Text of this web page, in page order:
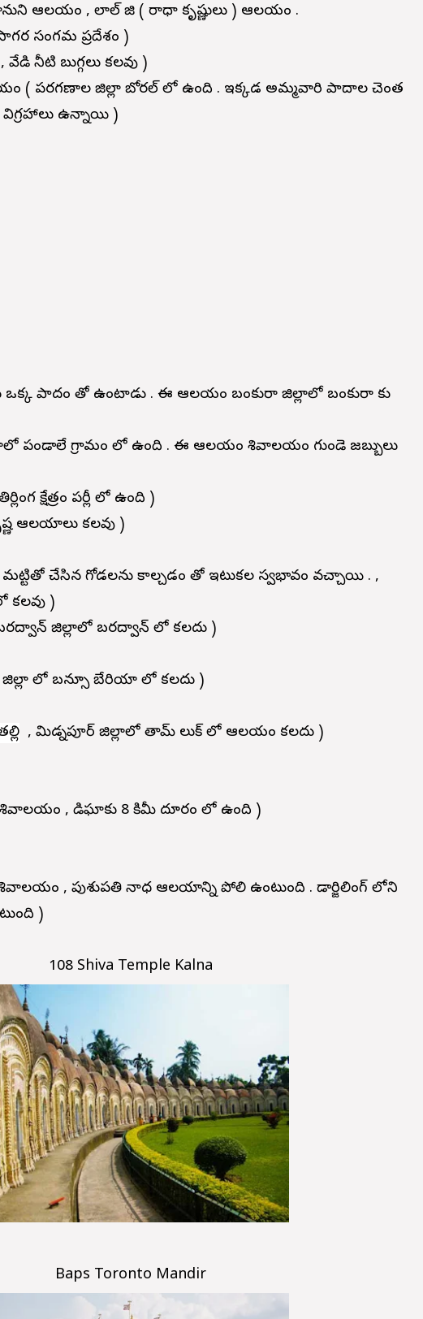
ఆలయం , లాల్ జి ( రాధా కృష్ణులు ) ఆలయం .
సంగమ ప్రదేశం )
నీటి బుగ్గలు కలవు )
( పరగణాల జిల్లా బోరల్ లో ఉంది . ఇక్కడ అమ్మవారి పాదాల చెంత
విగ్రహాలు ఉన్నాయి )
ఒక్క పాదం తోనే ఉంటాడు . ఈ ఆలయం బంకురా జిల్లాలో బంకురా కు
పండాలే గ్రామం లో ఉంది . ఈ ఆలయం శివాలయం గుండె జబ్బులు
క్షేత్రం పర్లీ లో ఉంది )
ఆలయాలు కలవు )
చేసిన గోడలను కాల్చడం తో ఇటుకల స్వభావం వచ్చాయి . ,
కలవు )
జిల్లాలో బరద్వాన్ లో కలదు )
జిల్లా లో బన్సూ బేరియా లో కలదు )
, మిడ్నపూర్ జిల్లాలో తామ్ లుక్ లో ఆలయం కలదు )
శివాలయం , డిఘాకు 8 కిమీ దూరం లో ఉంది )
, పుశుపతి నాధ ఆలయాన్ని పోలి ఉంటుంది . డార్జిలింగ్ లోని
)
108 Shiva Temple Kalna
Baps Toronto Mandir